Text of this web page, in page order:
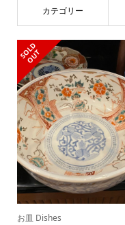
カテゴリー
S
O
L
D
O
U
T
お皿 Dishes